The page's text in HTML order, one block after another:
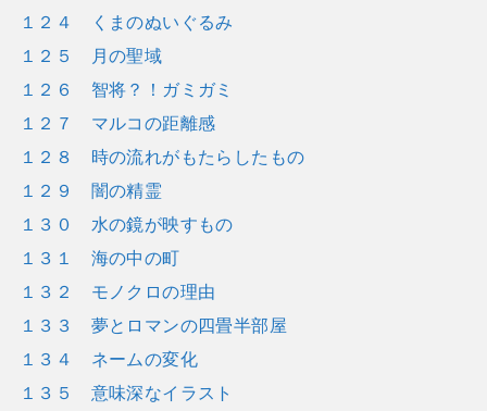
１２４ くまのぬいぐるみ
１２５ 月の聖域
１２６ 智将？！ガミガミ
１２７ マルコの距離感
１２８ 時の流れがもたらしたもの
１２９ 闇の精霊
１３０ 水の鏡が映すもの
１３１ 海の中の町
１３２ モノクロの理由
１３３ 夢とロマンの四畳半部屋
１３４ ネームの変化
１３５ 意味深なイラスト